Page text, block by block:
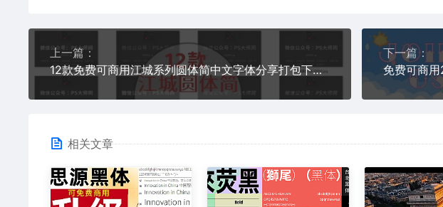
上一篇：
12款免费可商用江城系列圆体简中文字体分享打包下载律动月湖知音斜体PS平面设计电商平台公众号网站是的吗合集无如何避免字体侵权版权
下一篇：
相关文章